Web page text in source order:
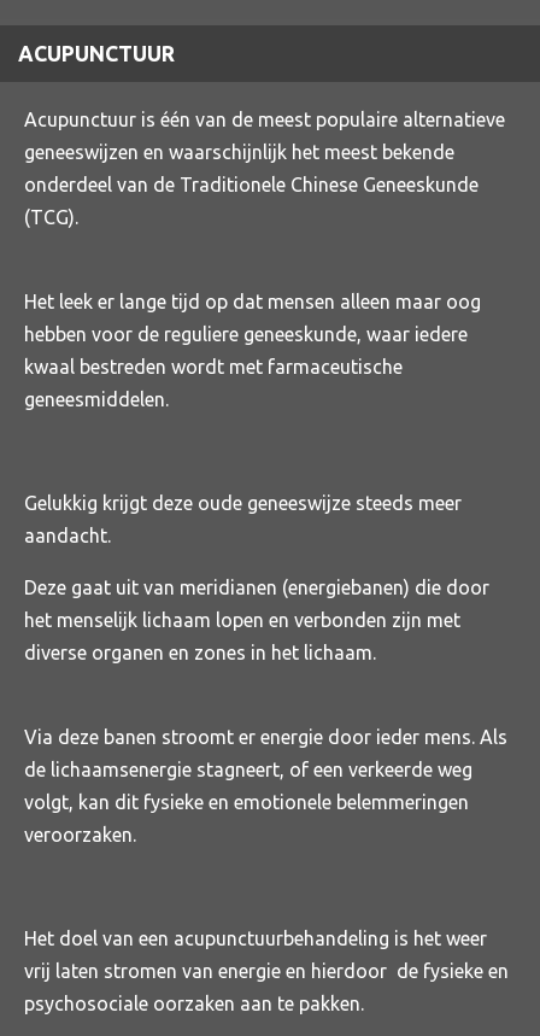
ACUPUNCTUUR
Acupunctuur is één van de meest populaire alternatieve
geneeswijzen en waarschijnlijk het meest bekende
onderdeel van de Traditionele Chinese Geneeskunde
(TCG).
Het leek er lange tijd op dat mensen alleen maar oog
hebben voor de reguliere geneeskunde, waar iedere
kwaal bestreden wordt met farmaceutische
geneesmiddelen.
Gelukkig krijgt deze oude geneeswijze steeds meer
aandacht.
Deze gaat uit van meridianen (energiebanen) die door
het menselijk lichaam lopen en verbonden zijn met
diverse organen en zones in het lichaam.
Via deze banen stroomt er energie door ieder mens. Als
de lichaamsenergie stagneert, of een verkeerde weg
volgt, kan dit fysieke en emotionele belemmeringen
veroorzaken.
Het doel van een acupunctuurbehandeling is het weer
vrij laten stromen van energie en hierdoor de fysieke en
psychosociale oorzaken aan te pakken.